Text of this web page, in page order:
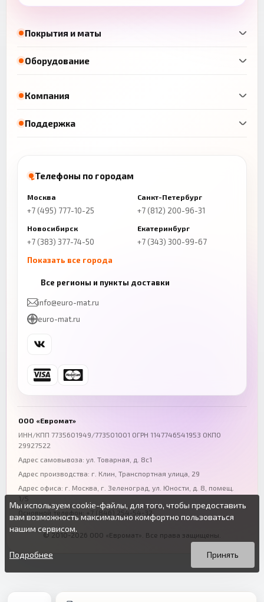
Покрытия и маты
Оборудование
Компания
Поддержка
Телефоны по городам
Москва
+7 (495) 777-10-25
Санкт-Петербург
+7 (812) 200-96-31
Новосибирск
+7 (383) 377-74-50
Екатеринбург
+7 (343) 300-99-67
Показать все города
+7 (843) 206-01-30
Челябинск
+7 (343) 300-99-67
Ростов-на-Дону
+7 (863) 333-50-75
Волгоград
+7 (844) 261-36-12
Омск
Все регионы и пункты доставки
info@euro-mat.ru
euro-mat.ru
ООО «Евромат»
ИНН/КПП 7735601949/773501001 ОГРН 1147746541953 ОКПО
29927522
Адрес самовывоза: ул. Товарная, д. 8с1
Адрес производства: г. Клин, Транспортная улица, 29
Адрес офиса: г. Москва, г. Зеленоград ул. Юности, д. 8, помещ.
1/5
Основной телефон:
+7 (846) 254-54-32
© 2010-2026 ООО «Евромат». Все права защищены.
Мы используем cookie-файлы, для того, чтобы предоставить
вам возможность максимально комфортно пользоваться
нашим сервисом.
Вы можете подробнее прочитать о cookie-файлах в открытых
источниках или изменить настройки своего браузера.
Продолжая пользоваться данным сайтом без изменения
настроек вы даете согласие на использование ваших cookie-
Принять
Подробнее